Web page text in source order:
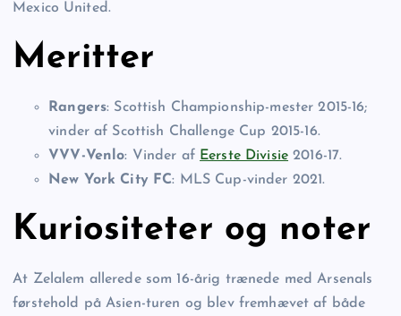
Mexico United.
Meritter
Rangers: Scottish Championship-mester 2015-16;
vinder af Scottish Challenge Cup 2015-16.
VVV-Venlo: Vinder af Eerste Divisie 2016-17.
New York City FC: MLS Cup-vinder 2021.
Kuriositeter og noter
At Zelalem allerede som 16-årig trænede med Arsenals
førstehold på Asien-turen og blev fremhævet af både